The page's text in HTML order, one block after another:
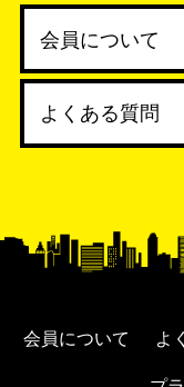
会員について
よくある質問
会員について よ